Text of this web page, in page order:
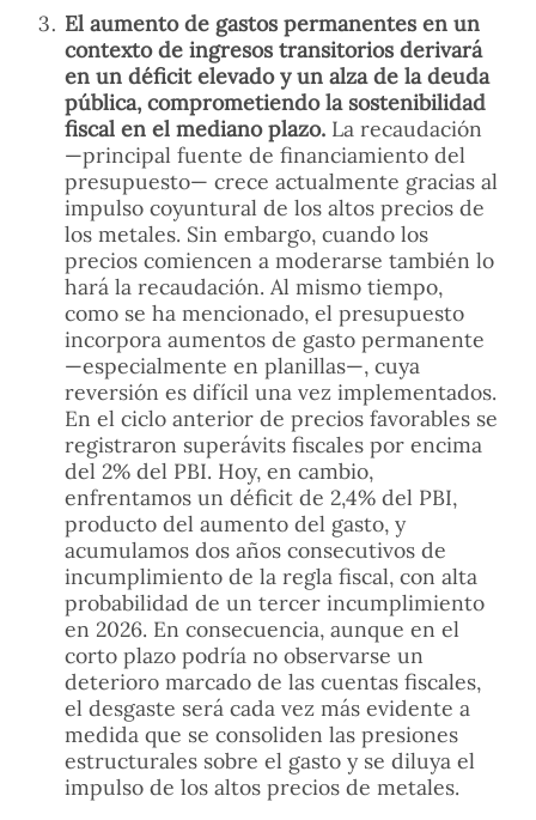
El aumento de gastos permanentes en un
contexto de ingresos transitorios derivará
en un déficit elevado y un alza de la deuda
pública, comprometiendo la sostenibilidad
fiscal en el mediano plazo. La recaudación
—principal fuente de financiamiento del
presupuesto— crece actualmente gracias al
impulso coyuntural de los altos precios de
los metales. Sin embargo, cuando los
precios comiencen a moderarse también lo
hará la recaudación. Al mismo tiempo,
como se ha mencionado, el presupuesto
incorpora aumentos de gasto permanente
—especialmente en planillas—, cuya
reversión es difícil una vez implementados.
En el ciclo anterior de precios favorables se
registraron superávits fiscales por encima
del 2% del PBI. Hoy, en cambio,
enfrentamos un déficit de 2,4% del PBI,
producto del aumento del gasto, y
acumulamos dos años consecutivos de
incumplimiento de la regla fiscal, con alta
probabilidad de un tercer incumplimiento
en 2026. En consecuencia, aunque en el
corto plazo podría no observarse un
deterioro marcado de las cuentas fiscales,
el desgaste será cada vez más evidente a
medida que se consoliden las presiones
estructurales sobre el gasto y se diluya el
impulso de los altos precios de metales.